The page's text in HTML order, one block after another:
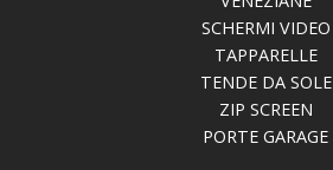
SCHERMI VIDEO
TAPPARELLE
TENDE DA SOLE
ZIP SCREEN
PORTE GARAGE